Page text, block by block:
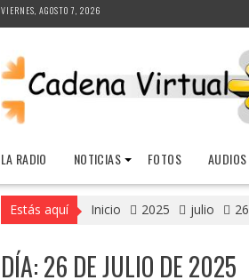
VIERNES, AGOSTO 7, 2026
LA RADIO NOTICIAS FOTOS AUDIOS
Estás aquí Inicio 2025 julio 26
DÍA:26 DE JULIO DE 2025